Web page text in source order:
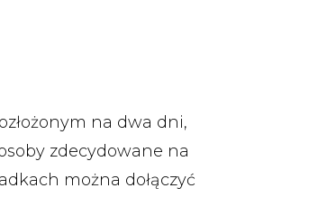
na dwa dni,
zdecydowane na
można dołączyć